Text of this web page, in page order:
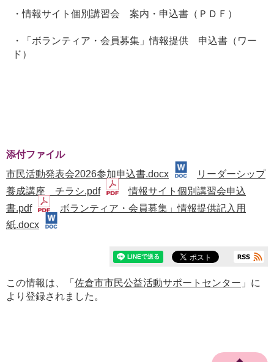
・情報サイト個別講習会 案内・申込書（ＰＤＦ）
・「ボランティア・会員募集」情報提供 申込書（ワー
ド）
添付ファイル
市民活動発表会2026参加申込書.docx
リーダーシップ
養成講座 チラシ.pdf
情報サイト個別講習会申込
書.pdf
ボランティア・会員募集」情報提供記入用
紙.docx
この情報は、「 佐倉市市民公益活動サポートセンター 」に
より登録されました。